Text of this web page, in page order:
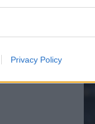
Privacy Policy